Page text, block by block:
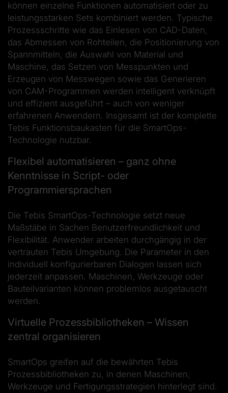
können einzelne Funktionen automatisiert oder zu
leistungsstarken Sets kombiniert werden. Typische
Prozessschritte wie das Einlesen von CAD-Daten,
das Abmessen von Rohteilen, die Positionierung von
Spannmitteln, die Auswahl von Material und
Maschine, das Setzen von Messpunkten und
Erzeugen von Messwegen sowie das Generieren
von CAM-Programmen werden intelligent verknüpft
und effizient ausgeführt – auch von weniger
erfahrenen Anwendern. Insgesamt ist der komplette
Tebis Funktionsbaukasten für die SmartOps-
Technologie nutzbar.
Flexibel automatisieren – ganz ohne
Kenntnisse in Script- oder
Programmiersprachen
Die Tebis SmartOps-Technologie setzt neue
Maßstäbe in Sachen Benutzerfreundlichkeit und
Flexibilität. Anwender arbeiten durchgängig in der
vertrauten Tebis Umgebung. Die Parameter in den
individuell konfigurierbaren Dialogen lassen sich
jederzeit anpassen. Maschinen, Werkzeuge oder
Bauteilvarianten können problemlos ausgetauscht
werden.
Virtuelle Prozessbibliotheken – Wissen
zentral organisieren
SmartOps greifen auf die bewährten Tebis
Prozessbibliotheken zu, in denen Maschinen,
Werkzeuge und Fertigungsstrategien hinterlegt sind.